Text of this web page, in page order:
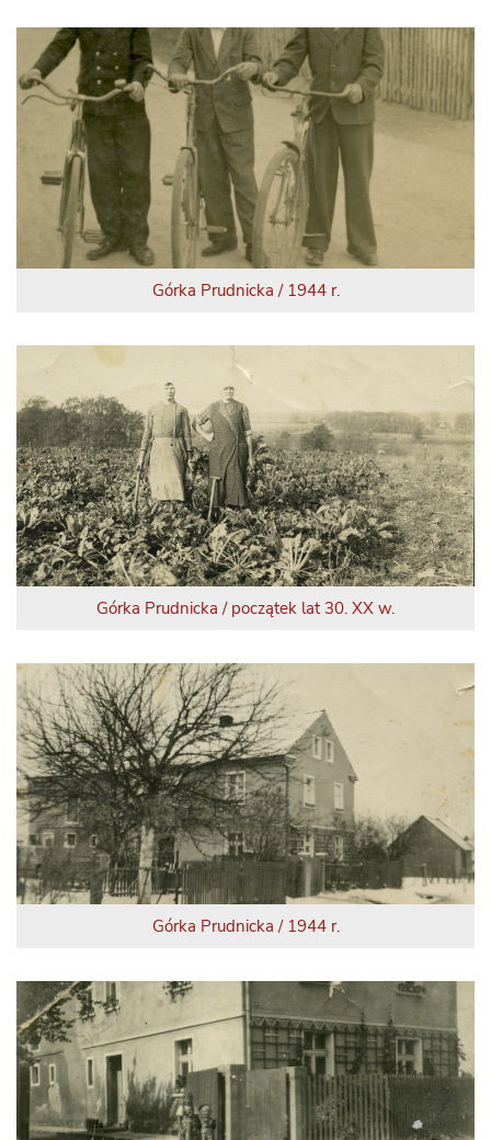
Górka Prudnicka / 1944 r.
Górka Prudnicka / początek lat 30. XX w.
Górka Prudnicka / 1944 r.